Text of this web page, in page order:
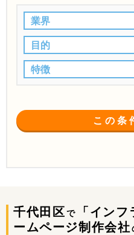
業界
目的
特徴
この条
千代田区で 「イン
ームページ制作会社